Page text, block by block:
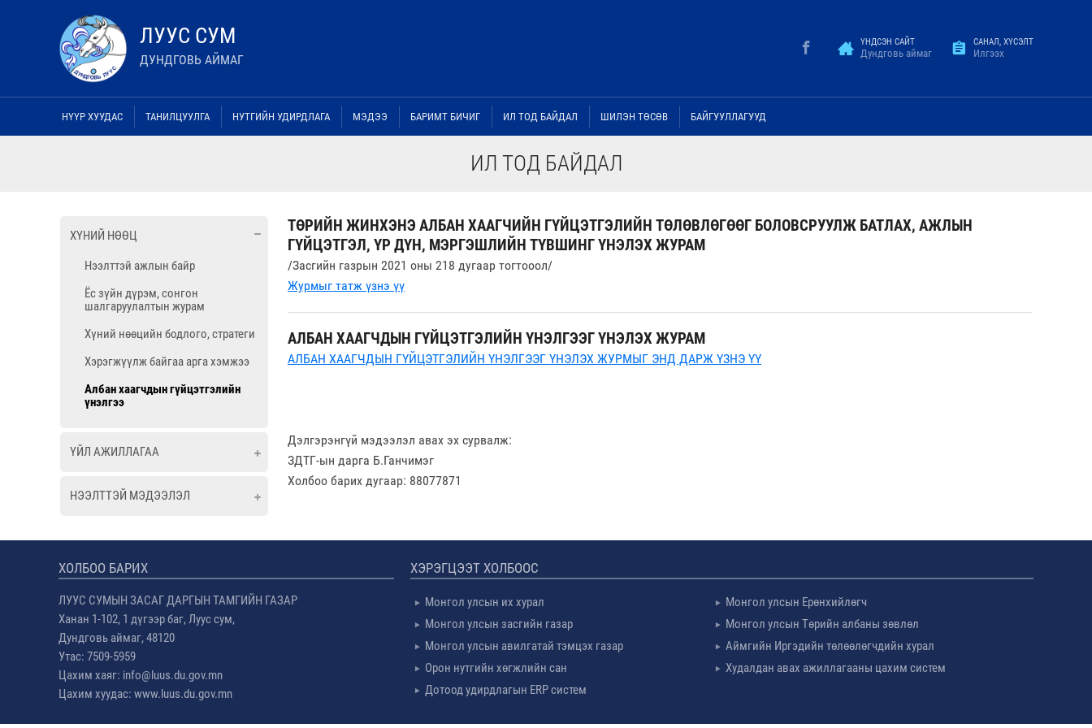
ЛУУС СУМ
ДУНДГОВЬ АЙМАГ
ҮНДСЭН САЙТ
Дундговь аймаг
САНАЛ, ХҮСЭЛТ
Илгээх
НҮҮР ХУУДАС ТАНИЛЦУУЛГА НУТГИЙН УДИРДЛАГА МЭДЭЭ БАРИМТ БИЧИГ ИЛ ТОД БАЙДАЛ ШИЛЭН ТӨСӨВ БАЙГУУЛЛАГУУД
ИЛ ТОД БАЙДАЛ
ХҮНИЙ НӨӨЦ
Нээлттэй ажлын байр
Ёс зүйн дүрэм, сонгон
шалгаруулалтын журам
Хүний нөөцийн бодлого, стратеги
Хэрэгжүүлж байгаа арга хэмжээ
Албан хаагчдын гүйцэтгэлийн
үнэлгээ
ҮЙЛ АЖИЛЛАГАА
НЭЭЛТТЭЙ МЭДЭЭЛЭЛ
ТӨРИЙН ЖИНХЭНЭ АЛБАН ХААГЧИЙН ГҮЙЦЭТГЭЛИЙН ТӨЛӨВЛӨГӨӨГ БОЛОВСРУУЛЖ БАТЛАХ, АЖЛЫН
ГҮЙЦЭТГЭЛ, ҮР ДҮН, МЭРГЭШЛИЙН ТҮВШИНГ ҮНЭЛЭХ ЖУРАМ
/Засгийн газрын 2021 оны 218 дугаар тогтооол/
Журмыг татж үзнэ үү
АЛБАН ХААГЧДЫН ГҮЙЦЭТГЭЛИЙН ҮНЭЛГЭЭГ ҮНЭЛЭХ ЖУРАМ
АЛБАН ХААГЧДЫН ГҮЙЦЭТГЭЛИЙН ҮНЭЛГЭЭГ ҮНЭЛЭХ ЖУРМЫГ ЭНД ДАРЖ ҮЗНЭ ҮҮ
Дэлгэрэнгүй мэдээлэл авах эх сурвалж:
ЗДТГ-ын дарга Б.Ганчимэг
Холбоо барих дугаар: 88077871
ХОЛБОО БАРИХ
ЛУУС СУМЫН ЗАСАГ ДАРГЫН ТАМГИЙН ГАЗАР
Ханан 1-102, 1 дүгээр баг, Луус сум,
Дундговь аймаг, 48120
Утас: 7509-5959
Цахим хаяг: info@luus.du.gov.mn
Цахим хуудас: www.luus.du.gov.mn
ХЭРЭГЦЭЭТ ХОЛБООС
Монгол улсын их хурал
Монгол улсын Ерөнхийлөгч
Монгол улсын засгийн газар
Монгол улсын Төрийн албаны зөвлөл
Монгол улсын авилгатай тэмцэх газар
Аймгийн Иргэдийн төлөөлөгчдийн хурал
Орон нутгийн хөгжлийн сан
Худалдан авах ажиллагааны цахим систем
Дотоод удирдлагын ERP систем